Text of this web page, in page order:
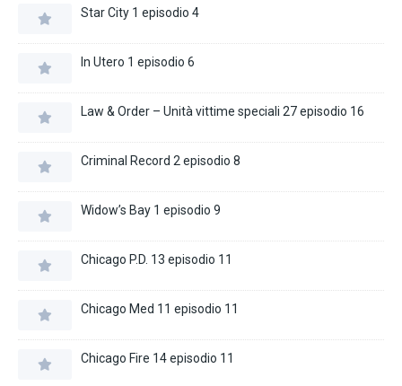
Star City 1 episodio 4
In Utero 1 episodio 6
Law & Order – Unità vittime speciali 27 episodio 16
Criminal Record 2 episodio 8
Widow’s Bay 1 episodio 9
Chicago P.D. 13 episodio 11
Chicago Med 11 episodio 11
Chicago Fire 14 episodio 11